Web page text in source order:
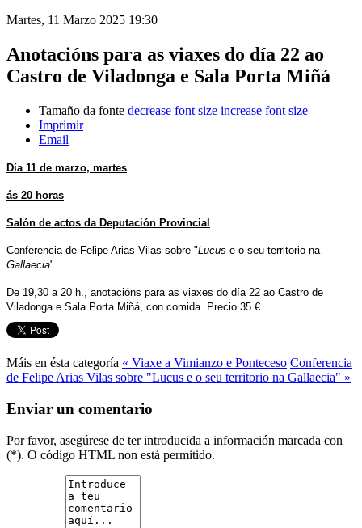
Martes, 11 Marzo 2025 19:30
Anotacións para as viaxes do día 22 ao
Castro de Viladonga e Sala Porta Miñá
Tamaño da fonte decrease font size increase font size
Imprimir
Email
Día 11 de marzo, martes
ás 20 horas
Salón de actos da Deputación Provincial
Conferencia de Felipe Arias Vilas sobre "Lucus e o seu territorio na
Gallaecia".
De 19,30 a 20 h., anotacións para as viaxes do día 22 ao Castro de
Viladonga e Sala Porta Miñá, con comida. Precio 35 €.
Máis en ésta categoría « Viaxe a Vimianzo e Ponteceso Conferencia
de Felipe Arias Vilas sobre "Lucus e o seu territorio na Gallaecia" »
Enviar un comentario
Por favor, asegúrese de ter introducida a información marcada con
(*). O código HTML non está permitido.